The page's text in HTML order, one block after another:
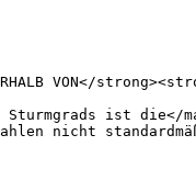
VON</
Sturmgrads ist
nicht